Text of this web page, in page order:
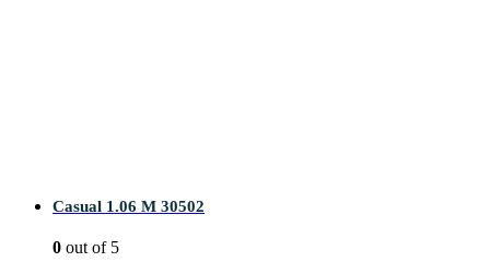
Casual 1.06 M 30502
0 out of 5